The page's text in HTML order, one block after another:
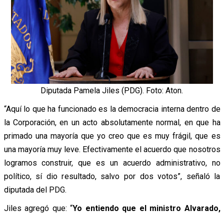
Diputada Pamela Jiles (PDG). Foto: Aton.
“Aquí lo que ha funcionado es la democracia interna dentro de
la Corporación, en un acto absolutamente normal, en que ha
primado una mayoría que yo creo que es muy frágil, que es
una mayoría muy leve. Efectivamente el acuerdo que nosotros
logramos construir, que es un acuerdo administrativo, no
político, sí dio resultado, salvo por dos votos”, señaló la
diputada del PDG.
Jiles agregó que: “Yo entiendo que el ministro Alvarado,